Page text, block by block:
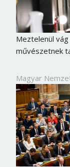
Meztelenül
művészetnek
Magyar